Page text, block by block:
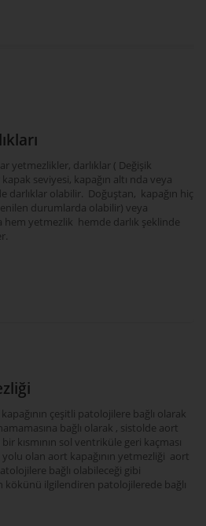
yetmezlikler, darlıklar ( Değişik
seviyesi, kapağın altı nda veya
darlıklar olabilir. Doğuştan, kapağın hiç
durumlarda olabilir) veya
hem yetmezlik hemde darlık şeklinde
çeşitli patolojilere bağlı olarak
bağlı olarak , sistolde aort
kısmının sol ventriküle geri kaçması
yolu olan aort kapağının yetmezliği aort
bağlı olabileceği gibi
kökünü ilgilendiren patolojilerede bağlı